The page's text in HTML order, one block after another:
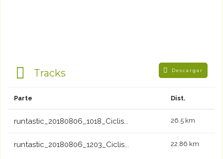
Tracks Descargar
Parte Dist.
runtastic_20180806_1018_Ciclis... 26.5 km
runtastic_20180806_1203_Ciclis... 22.86 km